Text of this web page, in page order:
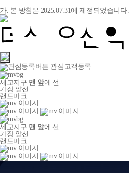
가. 본 방침은 2025.07.31에 제정되었습니다.
관심고객등록
세교지구 맨 앞에 선
가장 앞선
랜드마크
세교지구 맨 앞에 선
가장 앞선
랜드마크